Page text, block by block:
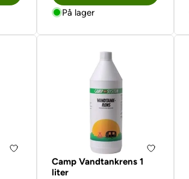
På lager
Camp Vandtankrens 1
liter